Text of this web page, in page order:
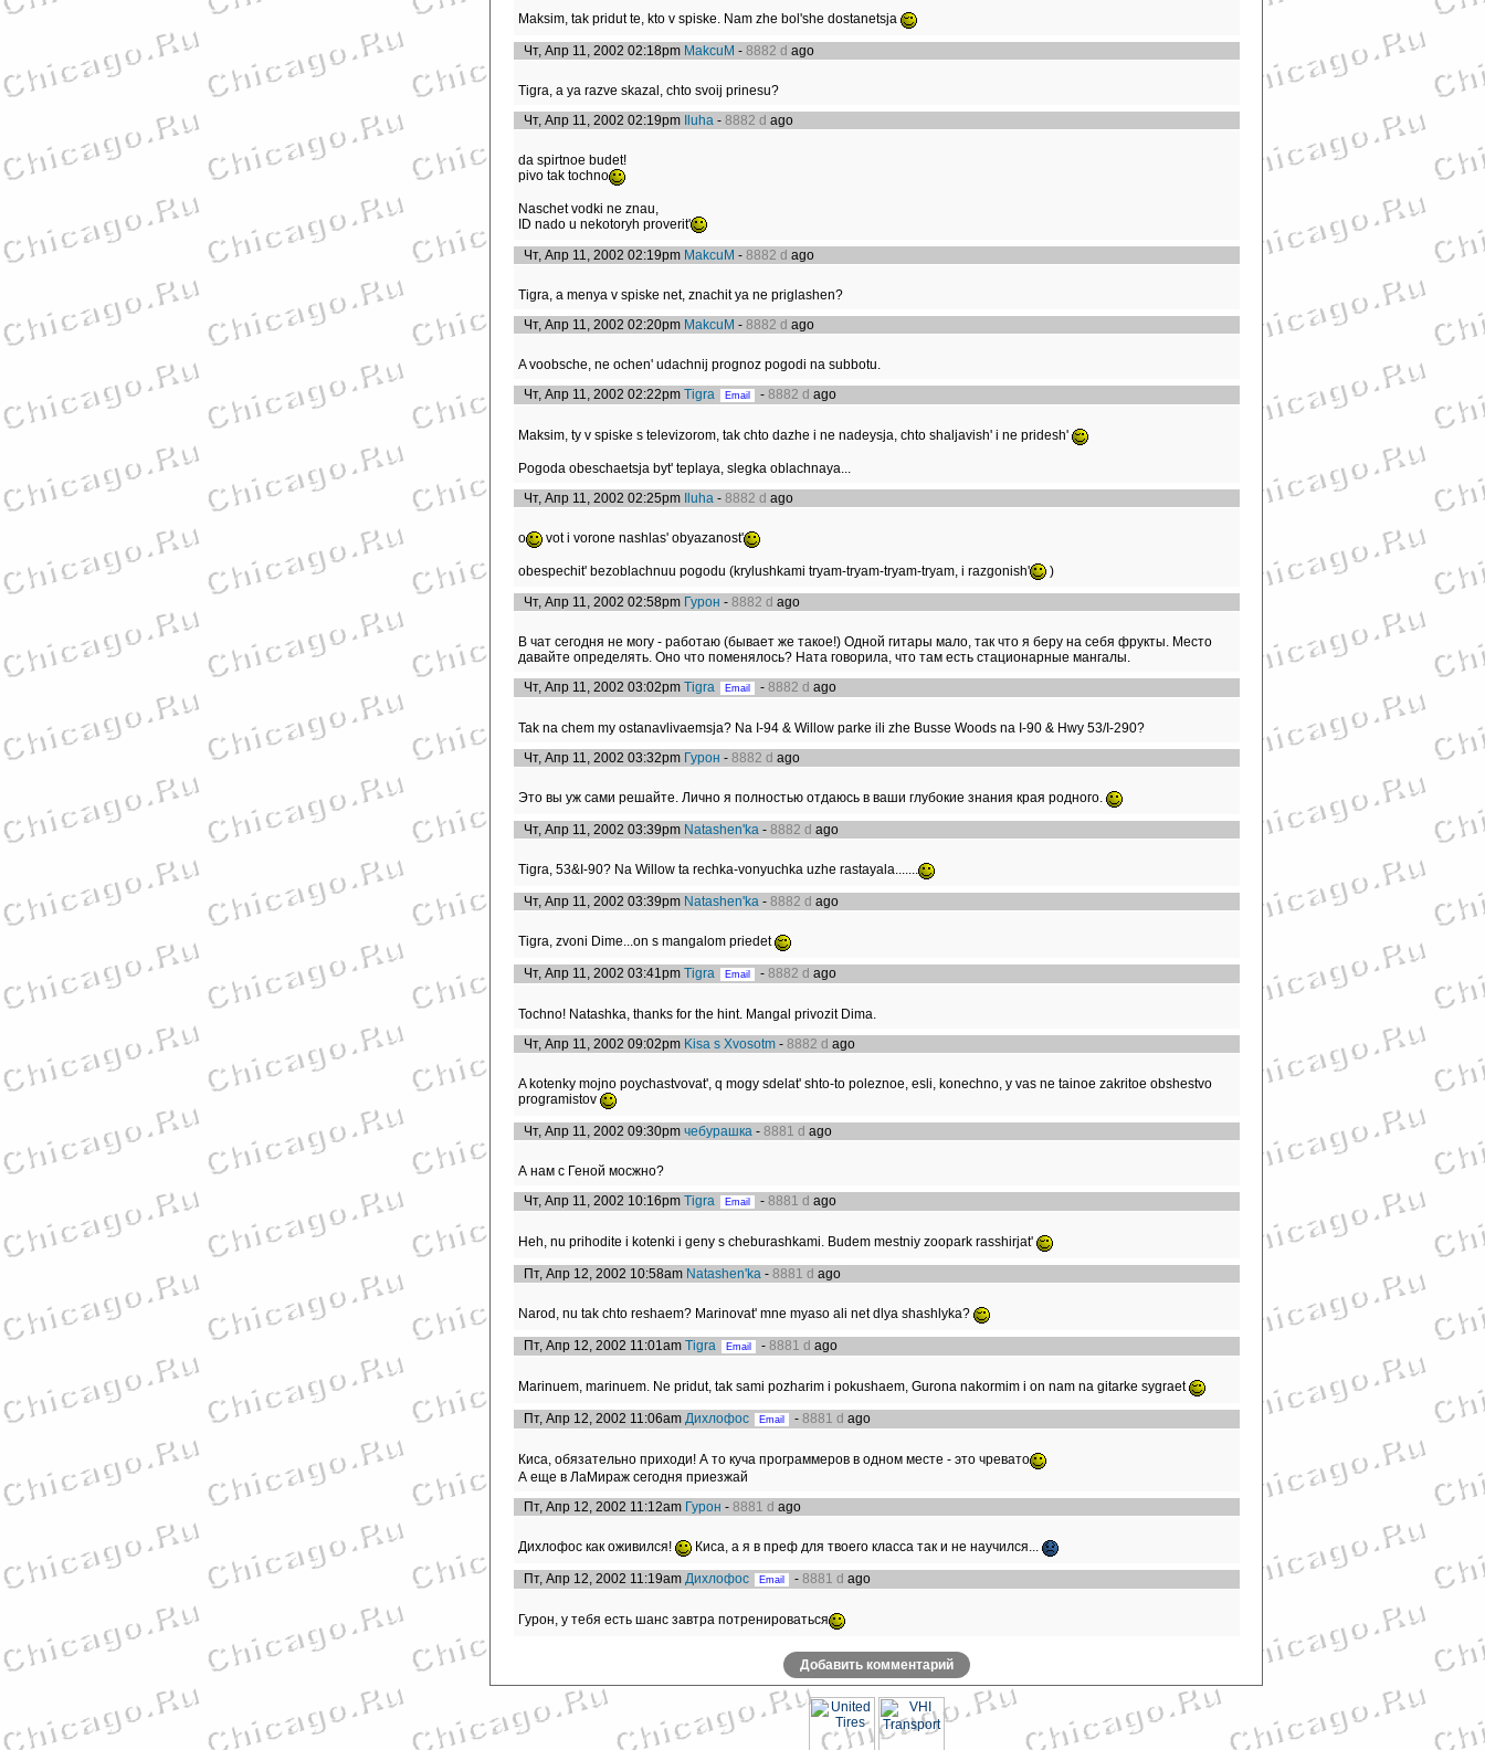
Maksim, tak pridut te, kto v spiske. Nam zhe bol'she dostanetsja
Чт, Апр 11, 2002 02:18pm MakcuM -8882 d ago
Tigra, a ya razve skazal, chto svoij prinesu?
Чт, Апр 11, 2002 02:19pm
Iluha -8882 d ago
da spirtnoe budet!
pivo tak tochno
Naschet vodki ne znau,
ID nado u nekotoryh proverit'
Чт, Апр 11, 2002 02:19pm MakcuM -8882 d ago
Tigra, a menya v spiske net, znachit ya ne priglashen?
Чт, Апр 11, 2002 02:20pm MakcuM -8882 d ago
A voobsche, ne ochen' udachnij prognoz pogodi na subbotu.
Чт, Апр 11, 2002 02:22pmTigra -8882 d ago
Maksim, ty v spiske s televizorom, tak chto dazhe i ne nadeysja, chto shaljavish' i ne pridesh'
Pogoda obeschaetsja byt' teplaya, slegka oblachnaya...
Чт, Апр 11, 2002 02:25pm
Iluha -8882 d ago
o vot i vorone nashlas' obyazanost'
obespechit' bezoblachnuu pogodu (krylushkami tryam-tryam-tryam-tryam, i razgonish' )
Чт, Апр 11, 2002 02:58pm Гурон -8882 d ago
В чат сегодня не могу - работаю (бывает же такое!) Одной гитары мало, так что я беру на себя фрукты. Место
давайте определять. Оно что поменялось? Ната говорила, что там есть стационарные мангалы.
Чт, Апр 11, 2002 03:02pmTigra -8882 d ago
Tak na chem my ostanavlivaemsja? Na I-94 & Willow parke ili zhe Busse Woods na I-90 & Hwy 53/I-290?
Чт, Апр 11, 2002 03:32pm Гурон -8882 d ago
Это вы уж сами решайте. Лично я полностью отдаюсь в ваши глубокие знания края родного.
Чт, Апр 11, 2002 03:39pm Natashen'ka -8882 d ago
Tigra, 53&I-90? Na Willow ta rechka-vonyuchka uzhe rastayala.......
Чт, Апр 11, 2002 03:39pm Natashen'ka -8882 d ago
Tigra, zvoni Dime...on s mangalom priedet
Чт, Апр 11, 2002 03:41pmTigra -8882 d ago
Tochno! Natashka, thanks for the hint. Mangal privozit Dima.
Чт, Апр 11, 2002 09:02pm Kisa s Xvosotm -8882 d ago
A kotenky mojno poychastvovat', q mogy sdelat' shto-to poleznoe, esli, konechno, y vas ne tainoe zakritoe obshestvo
programistov
Чт, Апр 11, 2002 09:30pmчебурашка -8881 d ago
А нам с Геной мосжно?
Чт, Апр 11, 2002 10:16pmTigra -8881 d ago
Heh, nu prihodite i kotenki i geny s cheburashkami. Budem mestniy zoopark rasshirjat'
Пт, Апр 12, 2002 10:58am Natashen'ka -8881 d ago
Narod, nu tak chto reshaem? Marinovat' mne myaso ali net dlya shashlyka?
Пт, Апр 12, 2002 11:01amTigra -8881 d ago
Marinuem, marinuem. Ne pridut, tak sami pozharim i pokushaem, Gurona nakormim i on nam na gitarke sygraet
Пт, Апр 12, 2002 11:06amДихлофос -8881 d ago
Киса, обязательно приходи! А то куча программеров в одном месте - это чревато
А еще в ЛаМираж сегодня приезжай
Пт, Апр 12, 2002 11:12am Гурон -8881 d ago
Дихлофос как оживился! Киса, а я в преф для твоего класса так и не научился...
Пт, Апр 12, 2002 11:19amДихлофос -8881 d ago
Гурон, у тебя есть шанс завтра потренироваться
Добавить комментарий